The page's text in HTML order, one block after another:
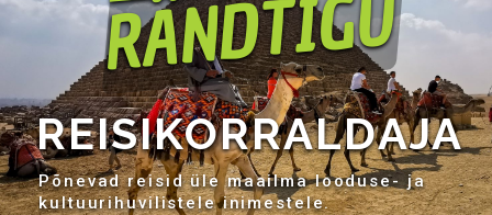
Põnevad reisid üle maailma looduse- ja
kultuurihuvilistele inimestele.
REISIKORRALDAJA
RÄNDTIGU